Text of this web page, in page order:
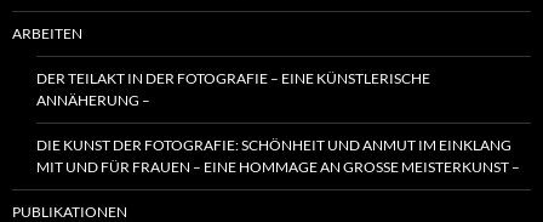
ARBEITEN
DER TEILAKT IN DER FOTOGRAFIE – EINE KÜNSTLERISCHE
ANNÄHERUNG –
DIE KUNST DER FOTOGRAFIE: SCHÖNHEIT UND ANMUT IM EINKLANG
MIT UND FÜR FRAUEN – EINE HOMMAGE AN GROSSE MEISTERKUNST –
PUBLIKATIONEN